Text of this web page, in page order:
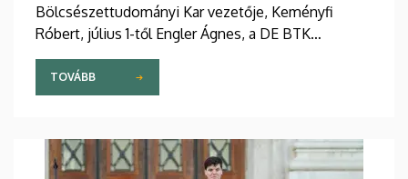
Bölcsészettudományi Kar vezetője, Keményfi
Róbert, július 1-től Engler Ágnes, a DE BTK
Nevelés- és Művelődéstudományi Intézet
professzora irányítja dékánként a kar munkáját. Az
ünnepélyes láncátadó ünnepséget június 30-án,
TOVÁBB